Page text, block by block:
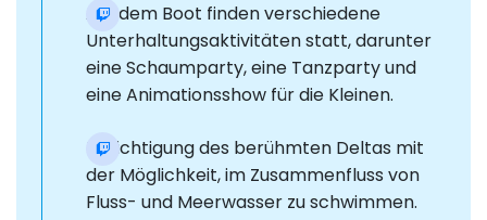
Auf dem Boot finden verschiedene
Unterhaltungsaktivitäten statt, darunter
eine Schaumparty, eine Tanzparty und
eine Animationsshow für die Kleinen.
Besichtigung des berühmten Deltas mit
der Möglichkeit, im Zusammenfluss von
Fluss- und Meerwasser zu schwimmen.